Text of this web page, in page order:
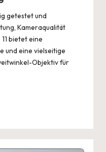
getestet und
Kameraqualität
bietet eine
und eine vielseitige
Objektiv für